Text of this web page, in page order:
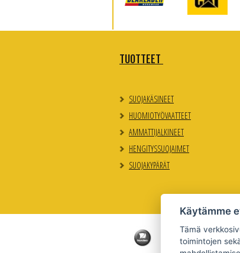
TUOTTEET
SUOJAKÄSINEET
HUOMIOTYÖVAATTEET
AMMATTIJALKINEET
HENGITYSSUOJAIMET
SUOJAKYPÄRÄT
Käytämme
Tämä
toimintojen